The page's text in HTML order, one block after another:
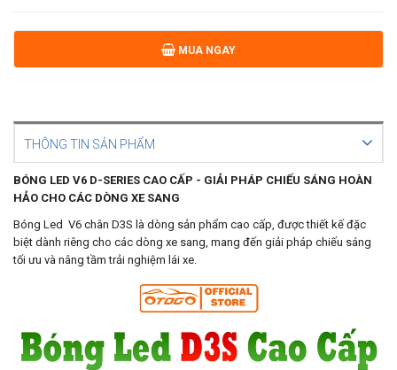
MUA NGAY
THÔNG TIN SẢN PHẨM
BÓNG LED V6 D-SERIES CAO CẤP - GIẢI PHÁP CHIẾU SÁNG HOÀN
HẢO CHO CÁC DÒNG XE SANG
Bóng Led V6 chân D3S là dòng sản phẩm cao cấp, được thiết kế đặc
biệt dành riêng cho các dòng xe sang, mang đến giải pháp chiếu sáng
tối ưu và nâng tầm trải nghiệm lái xe.